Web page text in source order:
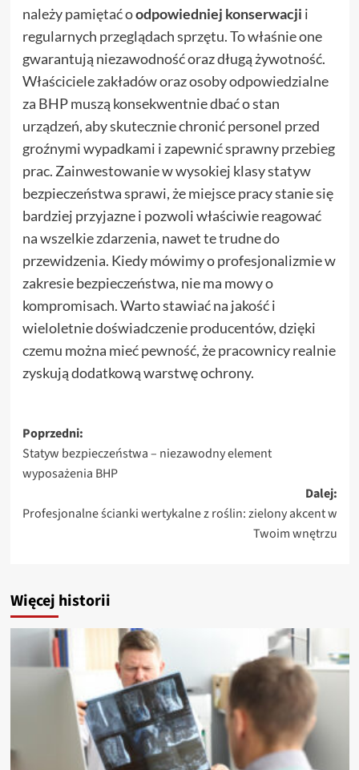
należy pamiętać oodpowiedniej konserwacji i
regularnych przeglądach sprzętu. To właśnie one
gwarantują niezawodność oraz długą żywotność.
Właściciele zakładów oraz osoby odpowiedzialne
za BHP muszą konsekwentnie dbać o stan
urządzeń, aby skutecznie chronić personel przed
groźnymi wypadkami i zapewnić sprawny przebieg
prac. Zainwestowanie w wysokiej klasy statyw
bezpieczeństwa sprawi, że miejsce pracy stanie się
bardziej przyjazne i pozwoli właściwie reagować
na wszelkie zdarzenia, nawet te trudne do
przewidzenia. Kiedy mówimy o profesjonalizmie w
zakresie bezpieczeństwa, nie ma mowy o
kompromisach. Warto stawiać na jakość i
wieloletnie doświadczenie producentów, dzięki
czemu można mieć pewność, że pracownicy realnie
zyskują dodatkową warstwę ochrony.
Zobacz
wpisy
Poprzedni:
Statyw bezpieczeństwa – niezawodny element
wyposażenia BHP
Dalej:
Profesjonalne ścianki wertykalne z roślin: zielony akcent w
Twoim wnętrzu
Więcej historii